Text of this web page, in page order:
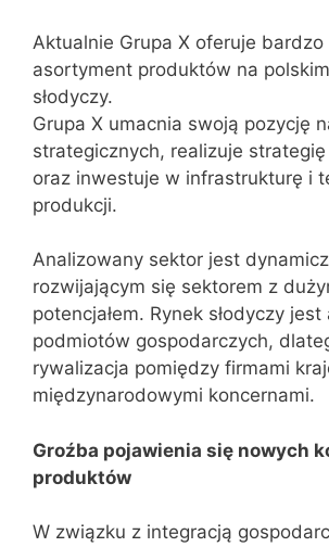
Aktualnie Grupa X oferuje bardzo
asortyment produktów na
słodyczy.
Grupa X umacnia swoją pozycję
strategicznych, realizuje
oraz inwestuje w infrastrukturę i
produkcji.
Analizowany sektor jest
rozwijającym się sektorem z
potencjałem. Rynek słodyczy
podmiotów gospodarczych,
rywalizacja pomiędzy firmami
międzynarodowymi koncernami.
Groźba pojawienia się nowych
produktów
W związku z integracją